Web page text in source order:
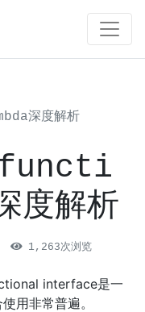
深度解析
functi
度解析
1,263次浏览
interface是一
用非常普遍。